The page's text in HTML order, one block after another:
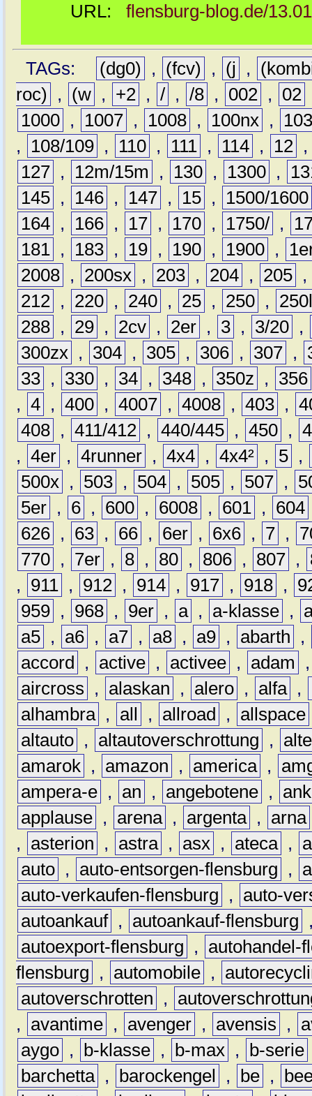
URL: flensburg-blog.de/
TAGs: (dg0) , (fcv) , (j ,
roc)
, (w , +2 , / , /8 , 002 , 02
1000 , 1007 , 1008 , 100nx ,
,
108/109 , 110 , 111 , 114 , 12
127 , 12m/15m , 130 , 1300 ,
145 , 146 , 147 , 15 ,
1500/1600
164 , 166 , 17 , 170 , 1750/ ,
181 , 183 , 19 , 190 , 1900 ,
2008 , 200sx , 203 , 204 , 205 ,
212 , 220 , 240 , 25 , 250 ,
288 , 29 , 2cv , 2er , 3 , 3/20 ,
300zx , 304 , 305 , 306 , 307 ,
33 , 330 , 34 , 348 , 350z ,
356
, 4 , 400 , 4007 , 4008 , 403 ,
408 , 411/412 , 440/445 , 450 ,
, 4er , 4runner , 4x4 , 4x4² , 5 ,
500x , 503 , 504 , 505 , 507 ,
5er , 6 , 600 , 6008 , 601 , 604
626 , 63 , 66 , 6er , 6x6 , 7 ,
770 , 7er , 8 , 80 , 806 , 807 ,
,
911 , 912 , 914 , 917 , 918 ,
959 , 968 , 9er , a , a-klasse ,
a5 , a6 , a7 , a8 , a9 , abarth
,
accord
, active , activee , adam
aircross
, alaskan , alero , alfa ,
alhambra , all , allroad , allspace
altauto , altautoverschrottung ,
amarok , amazon , america ,
ampera-e , an , angebotene ,
applause , arena , argenta , arna
,
asterion , astra , asx , ateca ,
auto , auto-entsorgen-flensburg ,
auto-verkaufen-flensburg
,
auto-
autoankauf , autoankauf-flensburg
autoexport-flensburg
,
autohandel-
flensburg
, automobile ,
autoverschrotten
,
,
avantime , avenger , avensis ,
aygo , b-klasse , b-max , b-serie
barchetta , barockengel , be ,